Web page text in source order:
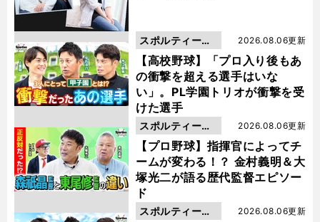
【高校野球】「プロ入り後もあ
の衝撃を超える選手はいな
い」。PL学園トリオが衝撃を受
けた選手
2026.08.06更新
スポルティーバ
動画
【プロ野球】指揮官によってチ
ームが変わる！？ 金村義明＆大
塚光二が語る歴代監督エピソー
ド
2026.08.06更新
スポルティーバ
動画
2026.08.06更新
スポルティーバ